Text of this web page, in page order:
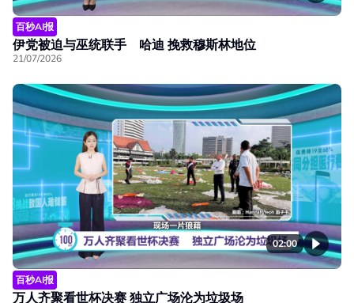
百秒AI报
伊党被迫与巫统联手 哈迪 挽救穆斯林地位
21/07/2026
02:00
百秒AI报
万人齐聚看世杯决赛 独立广场沦为垃圾场